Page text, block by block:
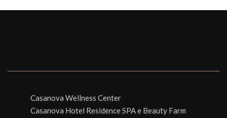
Casanova Wellness Center
Casanova Hotel Residence SPA e Beauty Farm